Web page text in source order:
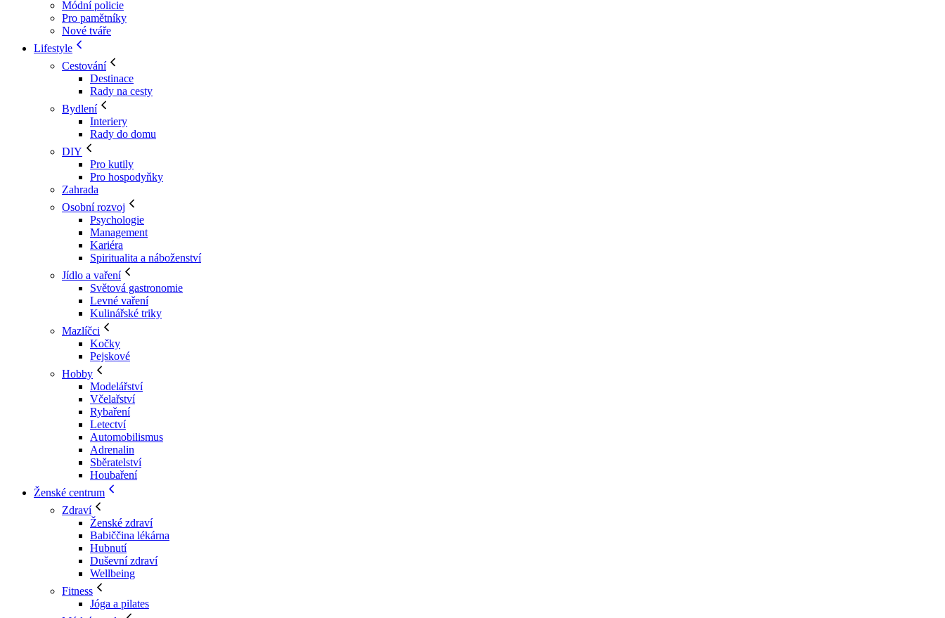
Módní policie
Pro pamětníky
Nové tváře
Lifestyle
Cestování
Destinace
Rady na cesty
Bydlení
Interiery
Rady do domu
DIY
Pro kutily
Pro hospodyňky
Zahrada
Osobní rozvoj
Psychologie
Management
Kariéra
Spiritualita a náboženství
Jídlo a vaření
Světová gastronomie
Levné vaření
Kulinářské triky
Mazlíčci
Kočky
Pejskové
Hobby
Modelářství
Včelařství
Rybaření
Letectví
Automobilismus
Adrenalin
Sběratelství
Houbaření
Ženské centrum
Zdraví
Ženské zdraví
Babiččina lékárna
Hubnutí
Duševní zdraví
Wellbeing
Fitness
Jóga a pilates